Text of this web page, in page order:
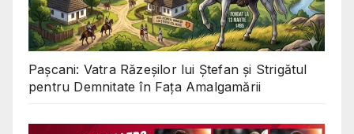
Pașcani: Vatra Răzeșilor lui Ștefan și Strigătul
pentru Demnitate în Fața Amalgamării